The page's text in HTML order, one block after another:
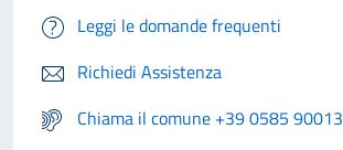
Leggi le domande frequenti
Richiedi Assistenza
Chiama il comune +39 0585 90013